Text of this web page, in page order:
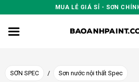
to
content
MUA LẺ GIÁ SỈ - SƠN
SƠN SPEC / Sơn nước nội thất Spec